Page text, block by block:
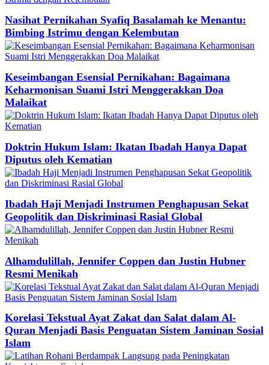
Nasihat Pernikahan Syafiq Basalamah ke Menantu:
Bimbing Istrimu dengan Kelembutan
Keseimbangan Esensial Pernikahan: Bagaimana
Keharmonisan Suami Istri Menggerakkan Doa
Malaikat
Doktrin Hukum Islam: Ikatan Ibadah Hanya Dapat
Diputus oleh Kematian
Ibadah Haji Menjadi Instrumen Penghapusan Sekat
Geopolitik dan Diskriminasi Rasial Global
Alhamdulillah, Jennifer Coppen dan Justin Hubner
Resmi Menikah
Korelasi Tekstual Ayat Zakat dan Salat dalam Al-
Quran Menjadi Basis Penguatan Sistem Jaminan Sosial
Islam